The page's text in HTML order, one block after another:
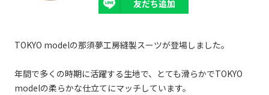
友だち追加
TOKYO modelの那須夢工房縫製スーツが登場しました。
年間で多くの時期に活躍する生地で、とても滑らかでTOKYO
modelの柔らかな仕立てにマッチしています。